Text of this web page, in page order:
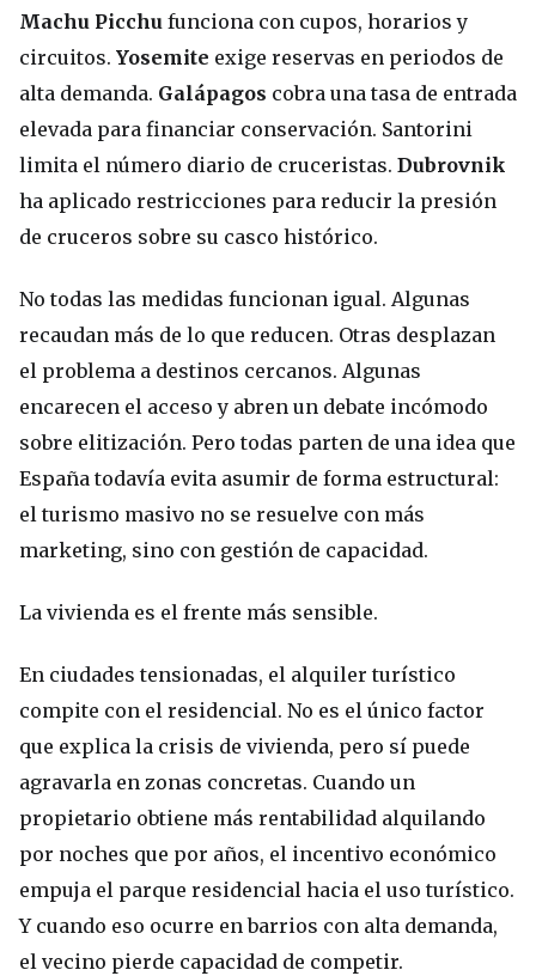
Machu Picchu funciona con cupos, horarios y
circuitos. Yosemite exige reservas en periodos de
alta demanda. Galápagos cobra una tasa de entrada
elevada para financiar conservación. Santorini
limita el número diario de cruceristas. Dubrovnik
ha aplicado restricciones para reducir la presión
de cruceros sobre su casco histórico.
No todas las medidas funcionan igual. Algunas
recaudan más de lo que reducen. Otras desplazan
el problema a destinos cercanos. Algunas
encarecen el acceso y abren un debate incómodo
sobre elitización. Pero todas parten de una idea que
España todavía evita asumir de forma estructural:
el turismo masivo no se resuelve con más
marketing, sino con gestión de capacidad.
La vivienda es el frente más sensible.
En ciudades tensionadas, el alquiler turístico
compite con el residencial. No es el único factor
que explica la crisis de vivienda, pero sí puede
agravarla en zonas concretas. Cuando un
propietario obtiene más rentabilidad alquilando
por noches que por años, el incentivo económico
empuja el parque residencial hacia el uso turístico.
Y cuando eso ocurre en barrios con alta demanda,
el vecino pierde capacidad de competir.